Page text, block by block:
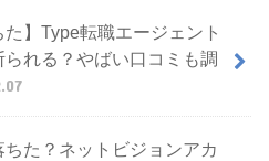
た】Type転職エージェント
られる？やばい口コミも調
ちた？ネットビジョンアカ